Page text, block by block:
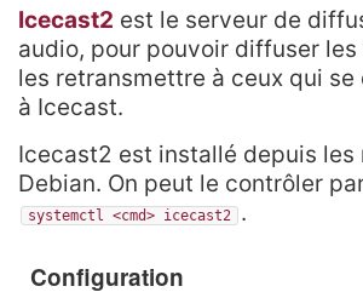
Icecast2 est le serveur de
audio, pour pouvoir diffuser
les retransmettre à ceux qui
à Icecast.
Icecast2 est installé depuis les
Debian. On peut le contrôler
systemctl <cmd> icecast2 .
Configuration